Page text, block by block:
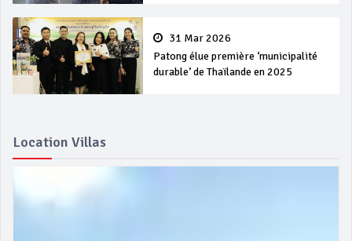
31 Mar 2026
Patong élue première ‘municipalité
durable’ de Thaïlande en 2025
Location Villas